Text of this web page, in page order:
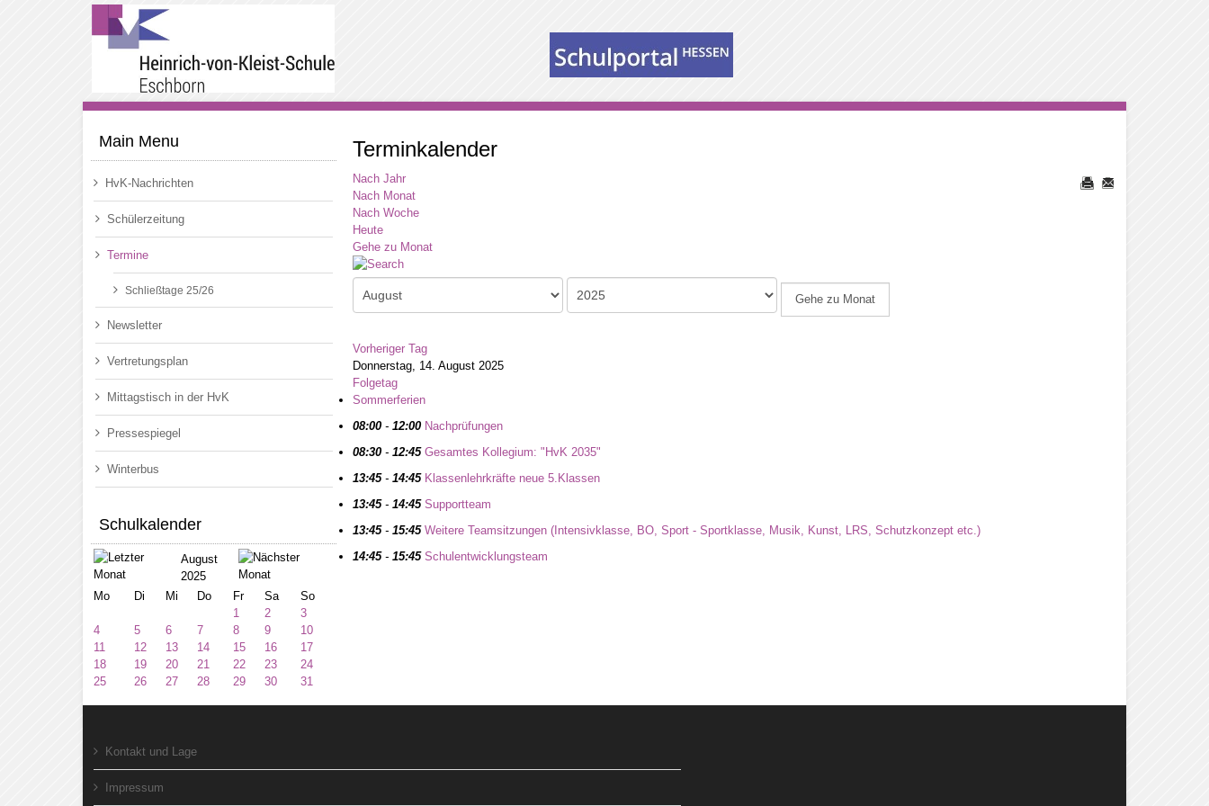
Main Menu
HvK-Nachrichten
Schülerzeitung
Termine
Schließtage 25/26
Newsletter
Vertretungsplan
Mittagstisch in der HvK
Pressespiegel
Winterbus
Schulkalender
August
2025
Mo
Di Mi Do Fr Sa
So
1
2
3
4
5 6 7 8 9
10
11
12 13 14 15 16
17
18
19 20 21 22 23
24
25
26 27 28 29 30 31
Terminkalender
Nach Jahr
Nach Monat
Nach Woche
Heute
Gehe zu Monat
Gehe zu Monat
Vorheriger Tag
Donnerstag, 14. August 2025
Folgetag
Sommerferien
08:00 - 12:00 Nachprüfungen
08:30 - 12:45 Gesamtes Kollegium: "HvK 2035"
13:45- 14:45 Klassenlehrkräfte neue 5.Klassen
13:45- 14:45 Supportteam
13:45- 15:45 Weitere Teamsitzungen (Intensivklasse, BO, Sport - Sportklasse, Musik, Kunst, LRS, Schutzkonzept etc.)
14:45- 15:45 Schulentwicklungsteam
Kontakt und Lage
Impressum